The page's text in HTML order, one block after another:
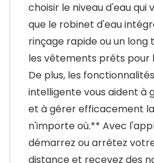
choisir le niveau d'eau qui
que le robinet d'eau
rinçage rapide ou un long
les vêtements prêts pour
De plus, les
intelligente vous aident à
et à gérer efficacement
n'importe où.** Avec
démarrez ou arrêtez
distance et recevez des